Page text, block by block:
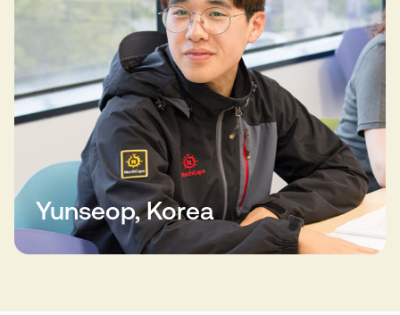
Yunseop, Korea